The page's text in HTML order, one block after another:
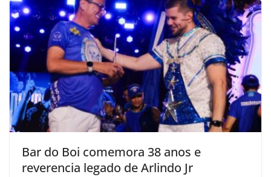
Bar do Boi comemora 38 anos e
reverencia legado de Arlindo Jr